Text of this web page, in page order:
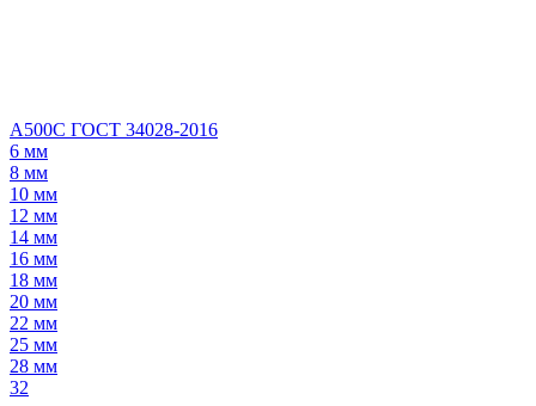
А500С ГОСТ 34028-2016
6 мм
8 мм
10 мм
12 мм
14 мм
16 мм
18 мм
20 мм
22 мм
25 мм
28 мм
32